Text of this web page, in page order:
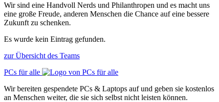
Wir sind eine Handvoll Nerds und Philanthropen und es macht uns
eine große Freude, anderen Menschen die Chance auf eine bessere
Zukunft zu schenken.
Es wurde kein Eintrag gefunden.
zur Übersicht des Teams
PCs für alle
Wir bereiten gespendete PCs & Laptops auf und geben sie kostenlos
an Menschen weiter, die sie sich selbst nicht leisten können.